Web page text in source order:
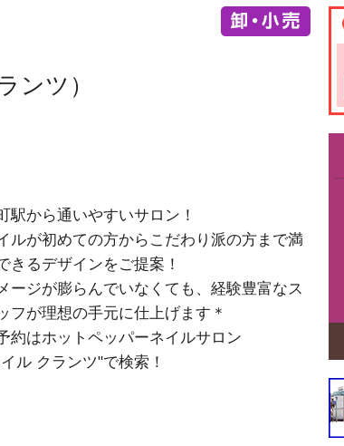
ンツ）
駅から通いやすいサロン！
ルが初めての方からこだわり派の方まで満
きるデザインをご提案！
ージが膨らんでいなくても、経験豊富なス
フが理想の手元に仕上げます＊
約はホットペッパーネイルサロン
ル クランツ"で検索！